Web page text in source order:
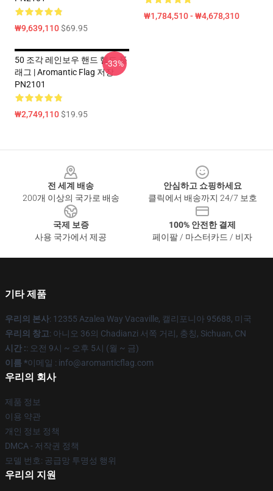
₩9,639,110$69.95
₩1,784,510 - ₩4,678,310
50 조각 레인보우 핸드 헬드 플
래그 | Aromantic Flag 저장
PN2101
₩2,749,110$19.95
-33%
전 세계 배송
200개 이상의 국가로 배송
안심하고 쇼핑하세요
클릭에서 배송까지 24/7 보호
국제 보증
사용 국가에서 제공
100% 안전한 결제
페이팔 / 마스터카드 / 비자
기타 제품
우리의 본사: 12355 Azalea Way Vacaville, 캘리포니아 95688, 미국
우리의 창고: 아니오 36의 Chadianzi 서쪽 거리, 충칭, Sichuan, CN
시간 :: 오전 9시 ~ 오후 5시 (월 ~ 금)
이름 *이메일 : info@aromanticflag.com
우리의 회사
제품 정보
이용 약관
개인 정보 정책
DMCA - 저작권 정책
모델 번호: 공급망 투명성 행위
우리의 지원